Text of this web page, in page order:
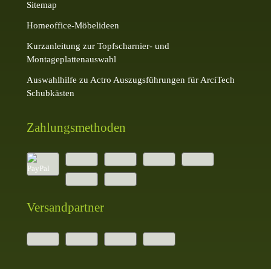
Sitemap
Homeoffice-Möbelideen
Kurzanleitung zur Topfscharnier- und
Montageplattenauswahl
Auswahlhilfe zu Actro Auszugsführungen für ArciTech
Schubkästen
Zahlungsmethoden
Versandpartner